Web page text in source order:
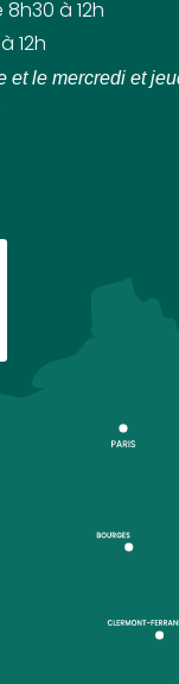
8h30 à 12h
12h
et le mercredi et